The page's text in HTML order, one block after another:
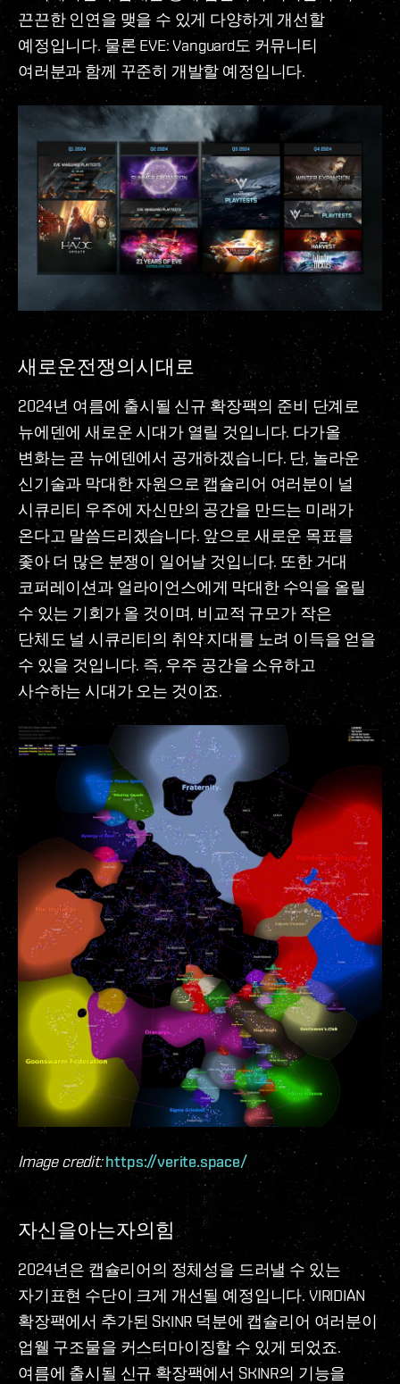
끈끈한 인연을 맺을 수 있게 다양하게 개선할
예정입니다. 물론 EVE: Vanguard도 커뮤니티
여러분과 함께 꾸준히 개발할 예정입니다.
새로운전쟁의시대로
2024년 여름에 출시될 신규 확장팩의 준비 단계로
뉴에덴에 새로운 시대가 열릴 것입니다. 다가올
변화는 곧 뉴에덴에서 공개하겠습니다. 단, 놀라운
신기술과 막대한 자원으로 캡슐리어 여러분이 널
시큐리티 우주에 자신만의 공간을 만드는 미래가
온다고 말씀드리겠습니다. 앞으로 새로운 목표를
좇아 더 많은 분쟁이 일어날 것입니다. 또한 거대
코퍼레이션과 얼라이언스에게 막대한 수익을 올릴
수 있는 기회가 올 것이며, 비교적 규모가 작은
단체도 널 시큐리티의 취약 지대를 노려 이득을 얻을
수 있을 것입니다. 즉, 우주 공간을 소유하고
사수하는 시대가 오는 것이죠.
Image credit:https://verite.space/
자신을아는자의힘
2024년은 캡슐리어의 정체성을 드러낼 수 있는
자기표현 수단이 크게 개선될 예정입니다. VIRIDIAN
확장팩에서 추가된 SKINR 덕분에 캡슐리어 여러분이
업웰 구조물을 커스터마이징할 수 있게 되었죠.
여름에 출시될 신규 확장팩에서 SKINR의 기능을